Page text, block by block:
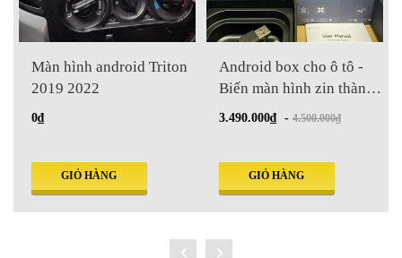
Màn hình android Triton
2019 2022
0₫
GIỎ HÀNG
Android box cho ô tô -
Biến màn hình zin thành
màn android trong 3 giây
3.490.000₫ - 4.500.000₫
GIỎ HÀNG